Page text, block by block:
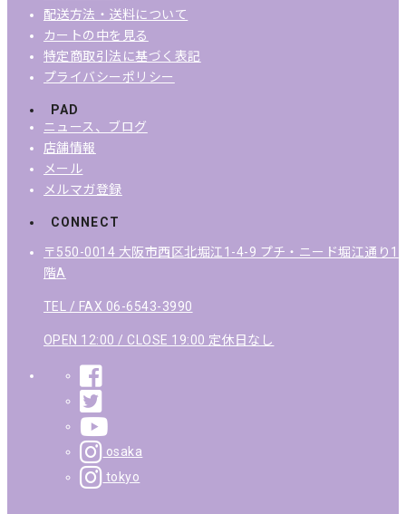
配送方法・送料について
カートの中を見る
特定商取引法に基づく表記
プライバシーポリシー
PAD
ニュース、ブログ
店舗情報
メール
メルマガ登録
CONNECT
〒550-0014 大阪市西区北堀江1-4-9 プチ・ニード堀江通り1
階A
TEL / FAX 06-6543-3990
OPEN 12:00 / CLOSE 19:00 定休日なし
osaka
tokyo